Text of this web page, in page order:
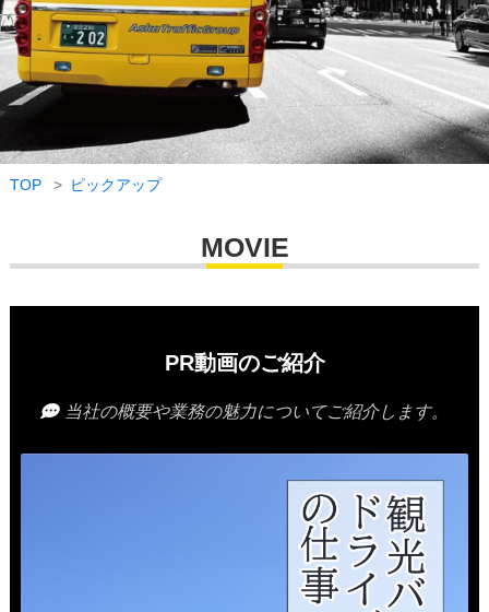
TOP ピックアップ
MOVIE
PR動画のご紹介
当社の概要や業務の魅力についてご紹介します。